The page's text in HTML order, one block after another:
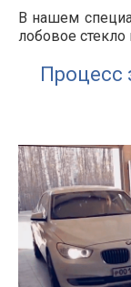
В нашем
лобовое стекло
Процесс